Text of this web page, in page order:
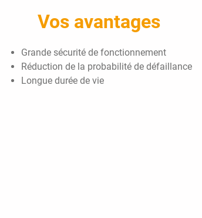
Vos avantages
Grande sécurité de fonctionnement
Réduction de la probabilité de défaillance
Longue durée de vie